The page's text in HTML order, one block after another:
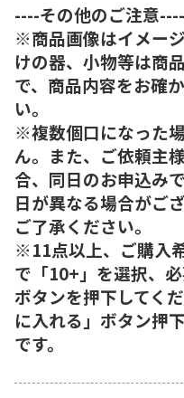
----その他のご注意----
※商品画像はイメー
けの器、小物等は商
で、商品内容をお確
い。
※複数個口になった
ん。また、ご依頼主
合、同日のお申込み
日が異なる場合がご
ご了承ください。
※11点以上、ご購入
で「10+」を選択、
ボタンを押下してく
に入れる」ボタン押
です。